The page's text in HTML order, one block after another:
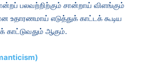
பலவற்றிற்கும் சான்றாய் விளங்கும்
எடுத்துக் காட்டக் கூடிய
காட்டுவதும் ஆகும்.